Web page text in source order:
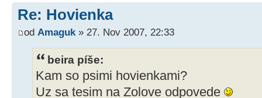
Re: Hovienka
od Amaguk » 27. Nov 2007, 22:33
beira píše:
Kam so psimi hovienkami?
Uz sa tesim na Zolove odpovede